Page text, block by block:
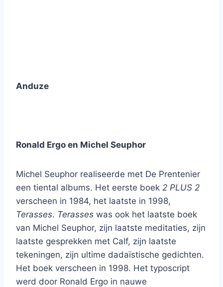
Anduze
Ronald Ergo en Michel Seuphor
Michel Seuphor realiseerde met De Prentenier
een tiental albums. Het eerste boek 2 PLUS 2
verscheen in 1984, het laatste in 1998,
Terasses. Terasses was ook het laatste boek
van Michel Seuphor, zijn laatste meditaties, zijn
laatste gesprekken met Calf, zijn laatste
tekeningen, zijn ultime dadaïstische gedichten.
Het boek verscheen in 1998. Het typoscript
werd door Ronald Ergo in nauwe